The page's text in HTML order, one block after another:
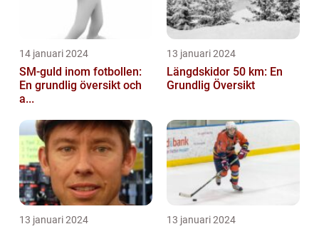
14 januari 2024
SM-guld inom fotbollen:
En grundlig översikt och
a...
13 januari 2024
Längdskidor 50 km: En
Grundlig Översikt
13 januari 2024 13 januari 2024